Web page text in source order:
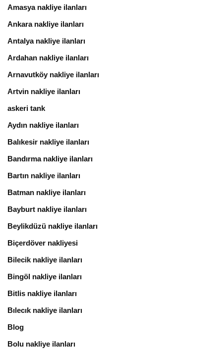
Amasya nakliye ilanları
Ankara nakliye ilanları
Antalya nakliye ilanları
Ardahan nakliye ilanları
Arnavutköy nakliye ilanları
Artvin nakliye ilanları
askeri tank
Aydın nakliye ilanları
Balıkesir nakliye ilanları
Bandırma nakliye ilanları
Bartın nakliye ilanları
Batman nakliye ilanları
Bayburt nakliye ilanları
Beylikdüzü nakliye ilanları
Biçerdöver nakliyesi
Bilecik nakliye ilanları
Bingöl nakliye ilanları
Bitlis nakliye ilanları
Bılecık nakliye ilanları
Blog
Bolu nakliye ilanları